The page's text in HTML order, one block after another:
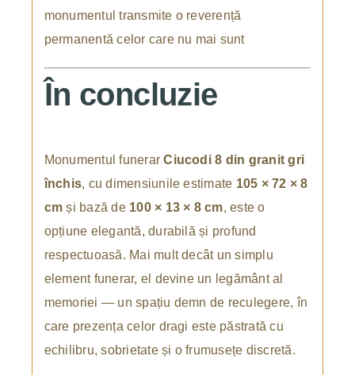
monumentul transmite o reverență
permanentă celor care nu mai sunt
În concluzie
Monumentul funerarCiucodi 8 din granit gri
închis, cu dimensiunile estimate 105 × 72 × 8
cm și bază de 100 × 13 × 8 cm, este o
opțiune elegantă, durabilă și profund
respectuoasă. Mai mult decât un simplu
element funerar, el devine un legământ al
memoriei — un spațiu demn de reculegere, în
care prezența celor dragi este păstrată cu
echilibru, sobrietate și o frumusețe discretă.